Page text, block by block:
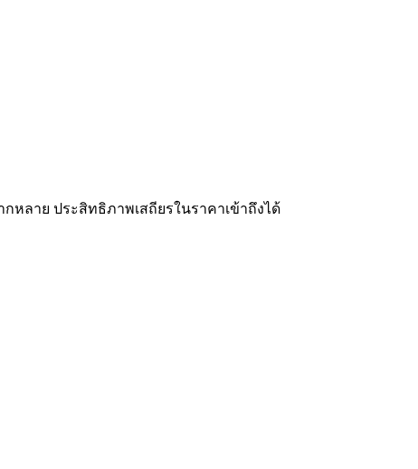
หลาย ประสิทธิภาพเสถียรในราคาเข้าถึงได้